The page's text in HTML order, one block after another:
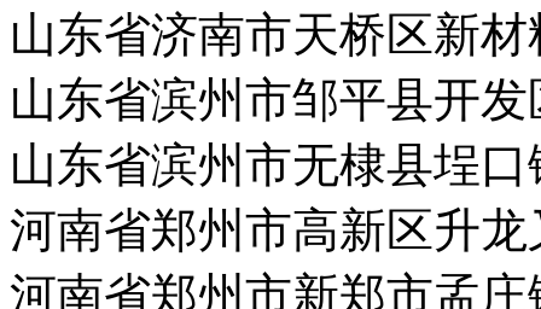
山东省济南市天桥区新
山东省滨州市邹平县开发
山东省滨州市无棣县埕口
河南省郑州市高新区升龙
河南省郑州市新郑市孟